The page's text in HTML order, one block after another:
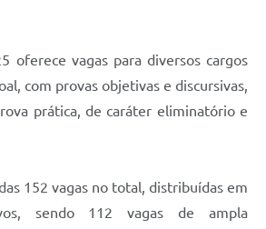
MROSC
oferece vagas para diversos cargos
com provas objetivas e discursivas,
prática, de caráter eliminatório e
152 vagas no total, distribuídas em
sendo 112 vagas de ampla